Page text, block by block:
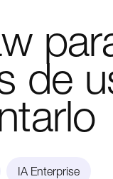
de
IA Enterprise